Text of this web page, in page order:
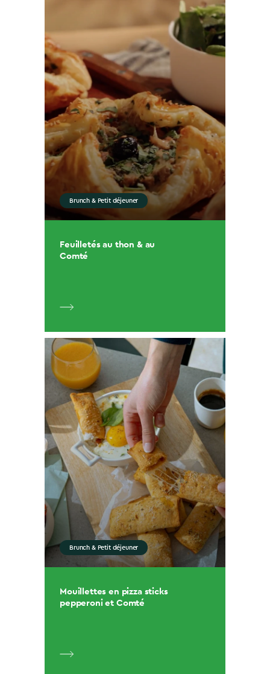
Brunch & Petit déjeuner
Feuilletés au thon & au
Comté
Brunch & Petit déjeuner
Mouillettes en pizza sticks
pepperoni et Comté